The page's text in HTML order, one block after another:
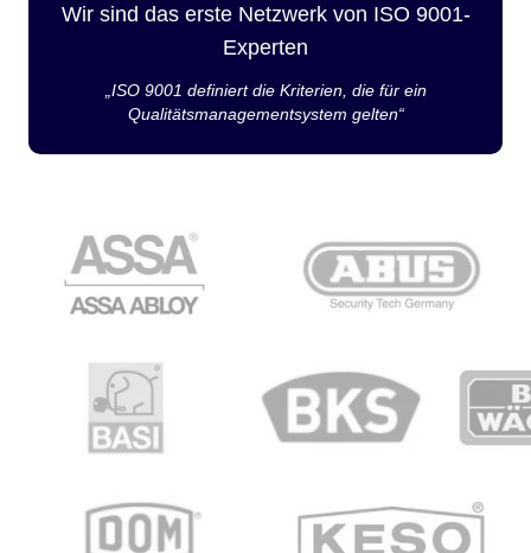
Wir sind das erste Netzwerk von ISO 9001-
Experten
„ISO 9001 definiert die Kriterien, die für ein
Qualitätsmanagementsystem gelten“